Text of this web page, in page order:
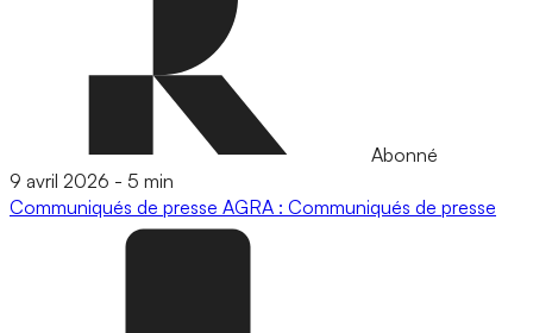
Abonné
9 avril 2026 - 5 min
Communiqués de presse AGRA : Communiqués de presse